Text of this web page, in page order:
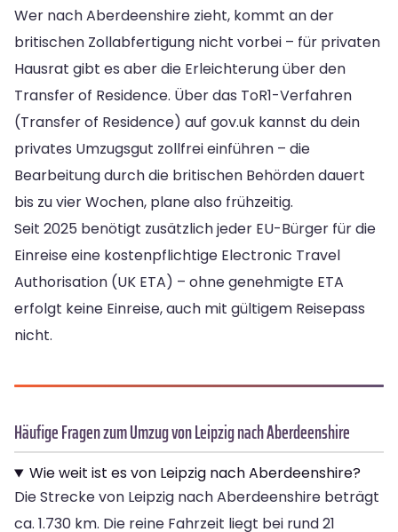
Wer nach Aberdeenshire zieht, kommt an der
britischen Zollabfertigung nicht vorbei – für privaten
Hausrat gibt es aber die Erleichterung über den
Transfer of Residence. Über das ToR1-Verfahren
(Transfer of Residence) auf gov.uk kannst du dein
privates Umzugsgut zollfrei einführen – die
Bearbeitung durch die britischen Behörden dauert
bis zu vier Wochen, plane also frühzeitig.
Seit 2025 benötigt zusätzlich jeder EU-Bürger für die
Einreise eine kostenpflichtige Electronic Travel
Authorisation (UK ETA) – ohne genehmigte ETA
erfolgt keine Einreise, auch mit gültigem Reisepass
nicht.
Häufige Fragen zum Umzug von Leipzig nach Aberdeenshire
Wie weit ist es von Leipzig nach Aberdeenshire?
Die Strecke von Leipzig nach Aberdeenshire beträgt
ca. 1.730 km. Die reine Fahrzeit liegt bei rund 21